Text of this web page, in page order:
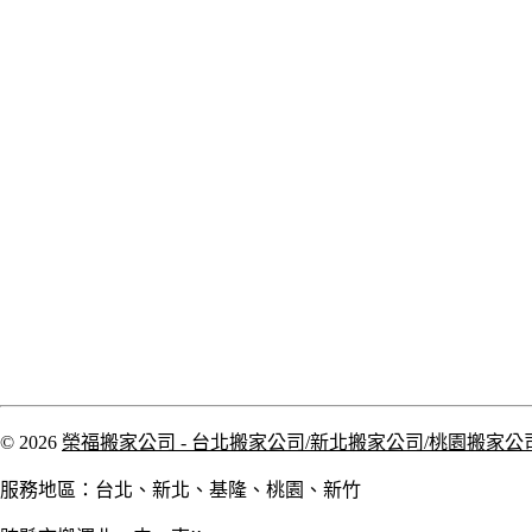
© 2026 榮福搬家公司 - 台北搬家公司/新北搬家公司/桃園搬家公
服務地區：台北、新北、基隆、桃園、新竹